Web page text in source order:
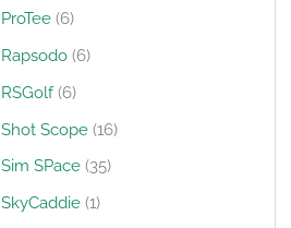
ProTee 6
Rapsodo 6
RSGolf 6
Shot Scope 16
Sim SPace 35
SkyCaddie 1